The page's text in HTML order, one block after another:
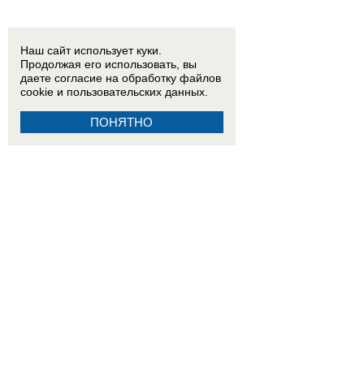
Наш сайт использует куки.
Продолжая его использовать, вы
даете согласие на обработку файлов
cookie и пользовательских данных.
ПОНЯТНО